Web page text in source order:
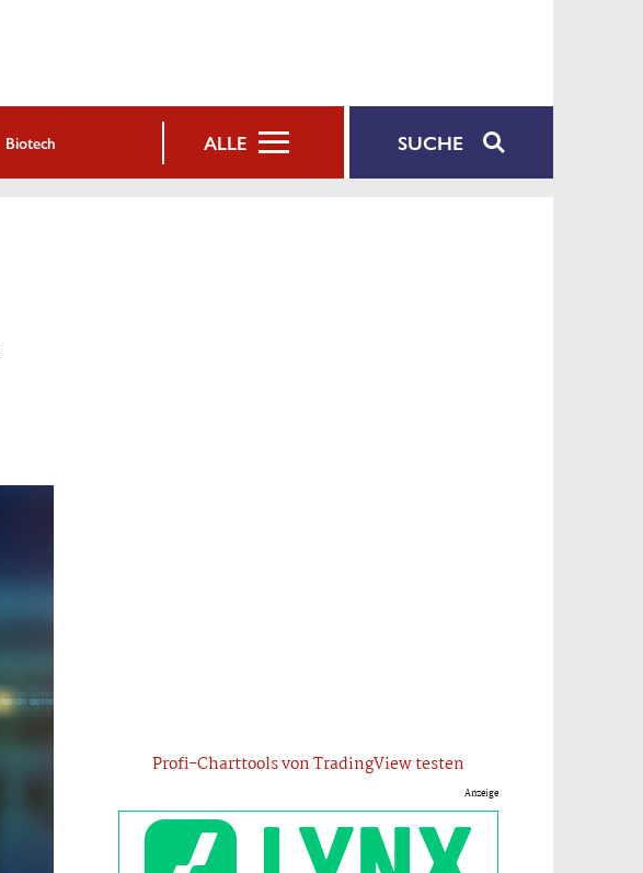
SUCHE
ALLE
Biotech
Profi-Charttools von TradingView testen
Anzeige